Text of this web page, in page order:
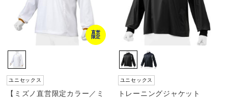
直営
限定
ユニセックス
【ミズノ直営限定カラー／ミ
ユニセックス
トレーニングジャケット